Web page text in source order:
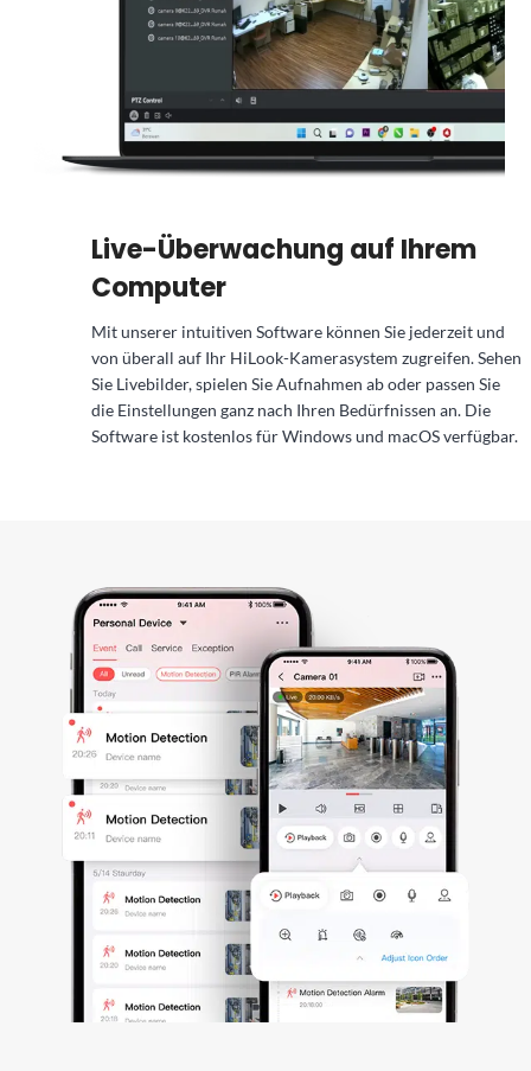
Live-Überwachung auf Ihrem
Computer
Mit unserer intuitiven Software können Sie jederzeit und
von überall auf Ihr HiLook-Kamerasystem zugreifen. Sehen
Sie Livebilder, spielen Sie Aufnahmen ab oder passen Sie
die Einstellungen ganz nach Ihren Bedürfnissen an. Die
Software ist kostenlos für Windows und macOS verfügbar.